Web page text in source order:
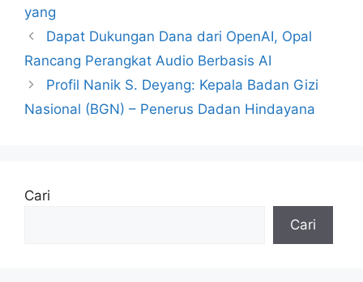
yang
Dapat Dukungan Dana dari OpenAI, Opal
Rancang Perangkat Audio Berbasis AI
Profil Nanik S. Deyang: Kepala Badan Gizi
Nasional (BGN) – Penerus Dadan Hindayana
Cari
Cari